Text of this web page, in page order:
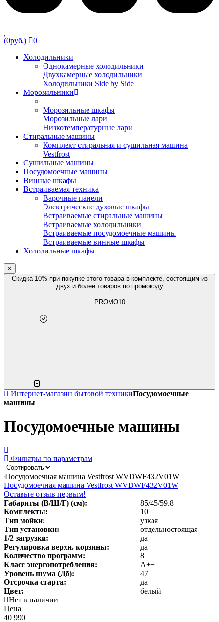
(0руб.)
0
Холодильники
Однокамерные холодильники
Двухкамерные холодильники
Холодильники Side by Side
Морозильники
Морозильные шкафы
Морозильные лари
Низкотемпературные лари
Стиральные машины
Комплект стиральная и сушильная машина
Vestfrost
Сушильные машины
Посудомоечные машины
Винные шкафы
Встраиваемая техника
Варочные панели
Электрические духовые шкафы
Встраиваемые стиральные машины
Встраиваемые холодильники
Встраиваемые посудомоечные машины
Встраиваемые винные шкафы
Холодильные шкафы
×
Скидка 10% при покупке этого товара в комплекте, состоящим из
двух и более товаров по промокоду
PROMO10
Интернет-магазин бытовой техникиПосудомоечные
машины
Посудомоечные машины
Фильтры по параметрам
Посудомоечная машина Vestfrost WVDWF432V01W
Посудомоечная машина Vestfrost WVDWF432V01W
Оставьте отзыв первым!
Габариты (В/Ш/Г) (см):
85/45/59.8
Комплекты:
10
Тип мойки:
узкая
Тип установки:
отдельностоящая
1/2 загрузки:
да
Регулировка верхн. корзины:
да
Количество программ:
8
Класс энергопотребления:
А++
Уровень шума (Дб):
47
Отсрочка старта:
да
Цвет:
белый
Нет в наличии
Цена:
40 990